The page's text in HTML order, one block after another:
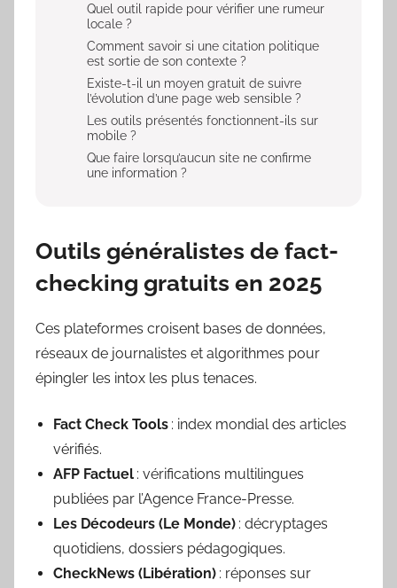
Quel outil rapide pour vérifier une rumeur
locale ?
Comment savoir si une citation politique
est sortie de son contexte ?
Existe-t-il un moyen gratuit de suivre
l’évolution d’une page web sensible ?
Les outils présentés fonctionnent-ils sur
mobile ?
Que faire lorsqu’aucun site ne confirme
une information ?
Outils généralistes de fact-
checking gratuits en 2025
Ces plateformes croisent bases de données,
réseaux de journalistes et algorithmes pour
épingler les intox les plus tenaces.
Fact Check Tools : index mondial des articles
vérifiés.
AFP Factuel : vérifications multilingues
publiées par l’Agence France-Presse.
Les Décodeurs (Le Monde) : décryptages
quotidiens, dossiers pédagogiques.
CheckNews (Libération) : réponses sur